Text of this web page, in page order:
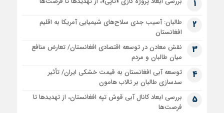
1
2
طالبان: آسیب جدی سلاح‌های شیمیایی آمریکا به اقلیم
افغانستان
3
نقش معادن در توسعه اقتصادی افغانستان/ تعارض منافع
میان طالبان و مردم
4
توسعه آبی افغانستان به قیمت خشکی ایران/ تأثیر
سدسازی طالبان بر تالاب هامون
5
بررسی ابعاد کانال آبی قوش تپه افغانستان، از تهدیدها تا
فرصت‌ها